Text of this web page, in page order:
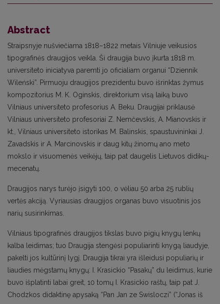
Abstract
Straipsnyje nušviečiama 1818–1822 metais Vilniuje veikusios
tipografinės draugijos veikla. Ši draugija buvo įkurta 1818 m.
universiteto iniciatyva paremti jo oficialiam organui “Dziennik
Wileński”. Pirmuoju draugijos prezidentu buvo išrinktas žymus
kompozitorius M. K. Oginskis, direktorium visą laiką buvo
Vilniaus universiteto profesorius A. Beku. Draugijai priklausė
Vilniaus universiteto profesoriai Z. Nemčevskis, A. Mianovskis ir
kt., Vilniaus universiteto istorikas M. Balinskis, spaustuvininkai J.
Zavadskis ir A. Marcinovskis ir daug kitų žinomų ano meto
mokslo ir visuomenės veikėjų, taip pat daugelis Lietuvos didikų-
mecenatų.
Draugijos narys turėjo įsigyti 100, o vėliau 50 arba 25 rublių
vertės akciją. Vyriausias draugijos organas buvo visuotinis jos
narių susirinkimas.
Vilniaus tipografinės draugijos tikslas buvo pigių knygų lenkų
kalba leidimas; tuo Draugija stengėsi populiarinti knygą liaudyje,
pakelti jos kultūrinį lygį. Draugija tikrai yra išleidusi populiarių ir
liaudies mėgstamų knygų: I. Krasickio “Pasakų” du leidimus, kurie
buvo išplatinti labai greit, 10 tomų I. Krasickio raštų, taip pat J.
Chodzkos didaktinę apysaką “Pan Jan ze Swisloczi” (“Jonas iš